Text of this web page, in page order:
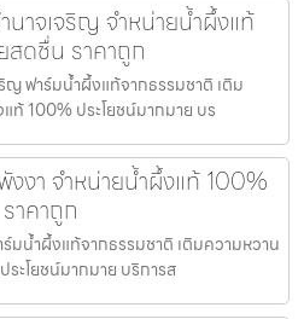
นาจเจริญ จำหน่ายน้ำผึ้งแท้
ดชื่น ราคาถูก
ญ ฟาร์มน้ำผึ้งแท้จากธรรมชาติ เติม
ท้ 100% ประโยชน์มากมาย บร
งา จำหน่ายน้ำผึ้งแท้ 100%
าคาถูก
มน้ำผึ้งแท้จากธรรมชาติ เติมความหวาน
ะโยชน์มากมาย บริการส